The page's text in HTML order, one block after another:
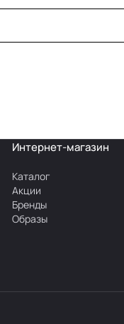
Интернет-магазин
Каталог
Акции
Бренды
Образы